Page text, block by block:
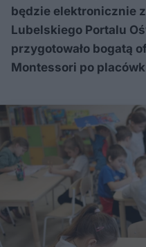
będzie elektronicznie
Lubelskiego Portalu
przygotowało bogatą
Montessori po